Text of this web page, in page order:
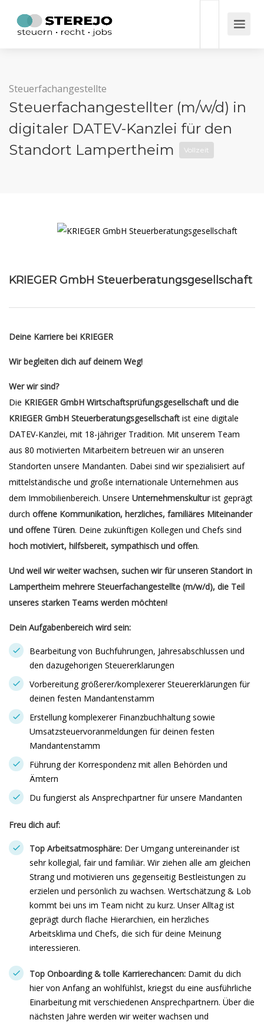
Steuerfachangestellte
Steuerfachangestellter (m/w/d) in
digitaler DATEV-Kanzlei für den
Standort Lampertheim
Vollzeit
KRIEGER GmbH Steuerberatungsgesellschaft
Deine Karriere bei KRIEGER
Wir begleiten dich auf deinem Weg!
Wer wir sind?
Die KRIEGER GmbH Wirtschaftsprüfungsgesellschaft und die
KRIEGER GmbH Steuerberatungsgesellschaft ist eine digitale
DATEV-Kanzlei, mit 18-jähriger Tradition. Mit unserem Team
aus 80 motivierten Mitarbeitern betreuen wir an unseren
Standorten unsere Mandanten. Dabei sind wir spezialisiert auf
mittelständische und große internationale Unternehmen aus
dem Immobilienbereich. Unsere Unternehmenskulturist geprägt
durch offene Kommunikation, herzliches, familiäres Miteinander
und offene Türen. Deine zukünftigen Kollegen und Chefs sind
hoch motiviert, hilfsbereit, sympathisch und offen.
Und weil wir weiter wachsen, suchen wir für unseren Standort in
Lampertheim mehrere Steuerfachangestellte (m/w/d), die Teil
unseres starken Teams werden möchten!
Dein Aufgabenbereich wird sein:
Bearbeitung von Buchfuhrungen, Jahresabschlussen und
den dazugehorigen Steuererklarungen
Vorbereitung größerer/komplexerer Steuererklärungen für
deinen festen Mandantenstamm
Erstellung komplexerer Finanzbuchhaltung sowie
Umsatzsteuervoranmeldungen für deinen festen
Mandantenstamm
Führung der Korrespondenz mit allen Behörden und
Ämtern
Du fungierst als Ansprechpartner für unsere Mandanten
Freu dich auf:
Top Arbeitsatmosphäre: Der Umgang untereinander ist
sehr kollegial, fair und familiär. Wir ziehen alle am gleichen
Strang und motivieren uns gegenseitig Bestleistungen zu
erzielen und persönlich zu wachsen. Wertschätzung & Lob
kommt bei uns im Team nicht zu kurz. Unser Alltag ist
geprägt durch flache Hierarchien, ein herzliches
Arbeitsklima und Chefs, die sich für deine Meinung
interessieren.
Top Onboarding & tolle Karrierechancen: Damit du dich
hier von Anfang an wohlfühlst, kriegst du eine ausführliche
Einarbeitung mit verschiedenen Ansprechpartnern. Über die
nächsten Jahre werden wir weiter wachsen und